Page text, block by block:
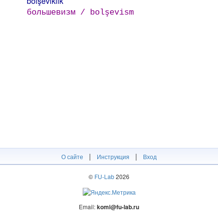
большевизм / bolşevism
О сайте | Инструкция | Вход
© FU-Lab2026
Email:komi@fu-lab.ru